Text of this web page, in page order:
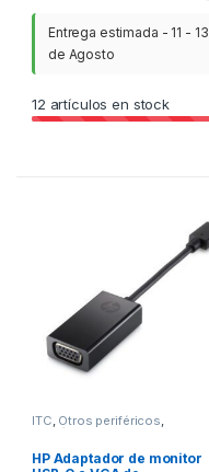
Entrega estimada - 11 - 13
de Agosto
12 artículos en stock
ITC Otros periféricos
Periféricos
HP Adaptador de monitor